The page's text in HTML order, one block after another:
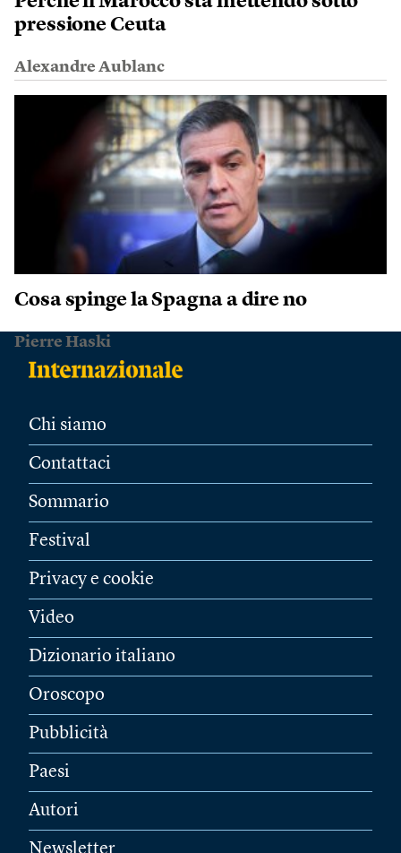
pressione Ceuta
Alexandre Aublanc
Cosa spinge la Spagna a dire no
Pierre Haski
Chi siamo
Contattaci
Sommario
Festival
Privacy e cookie
Video
Dizionario italiano
Oroscopo
Pubblicità
Paesi
Autori
Newsletter